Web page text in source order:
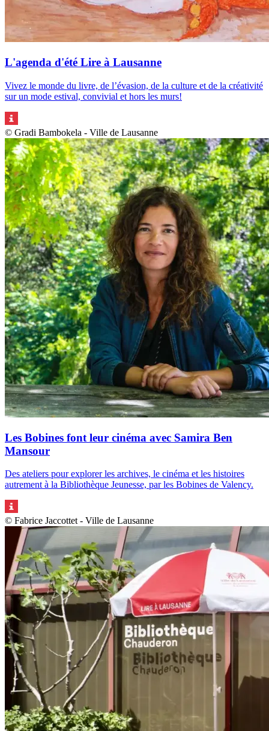
L'agenda d'été Lire à Lausanne
Vivez le monde du livre, de l’évasion, de la culture et de la créativité
sur un mode estival, convivial et hors les murs!
© Gradi Bambokela - Ville de Lausanne
Les Bobines font leur cinéma avec Samira Ben
Mansour
Des ateliers pour explorer les archives, le cinéma et les histoires
autrement à la Bibliothèque Jeunesse, par les Bobines de Valency.
© Fabrice Jaccottet - Ville de Lausanne